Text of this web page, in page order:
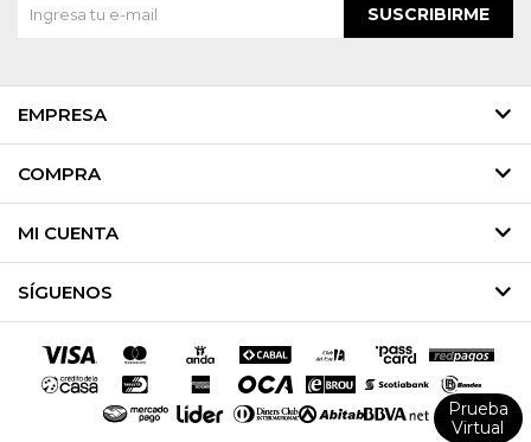
EMPRESA
COMPRA
MI CUENTA
SÍGUENOS
SUSCRIBIRME
Prueba
Virtual